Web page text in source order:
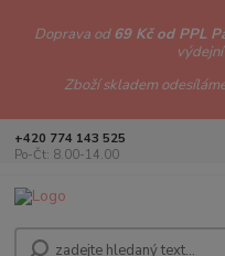
Doprava od69 Kč od PPL
Zboží skladem
+420 774 143 525
Po-Čt: 8.00-14.00